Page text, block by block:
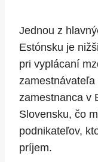
Jednou z
Estónsku je
pri vyplácaní
zamestnanca v
Slovensku, čo
podnikateľov,
príjem.